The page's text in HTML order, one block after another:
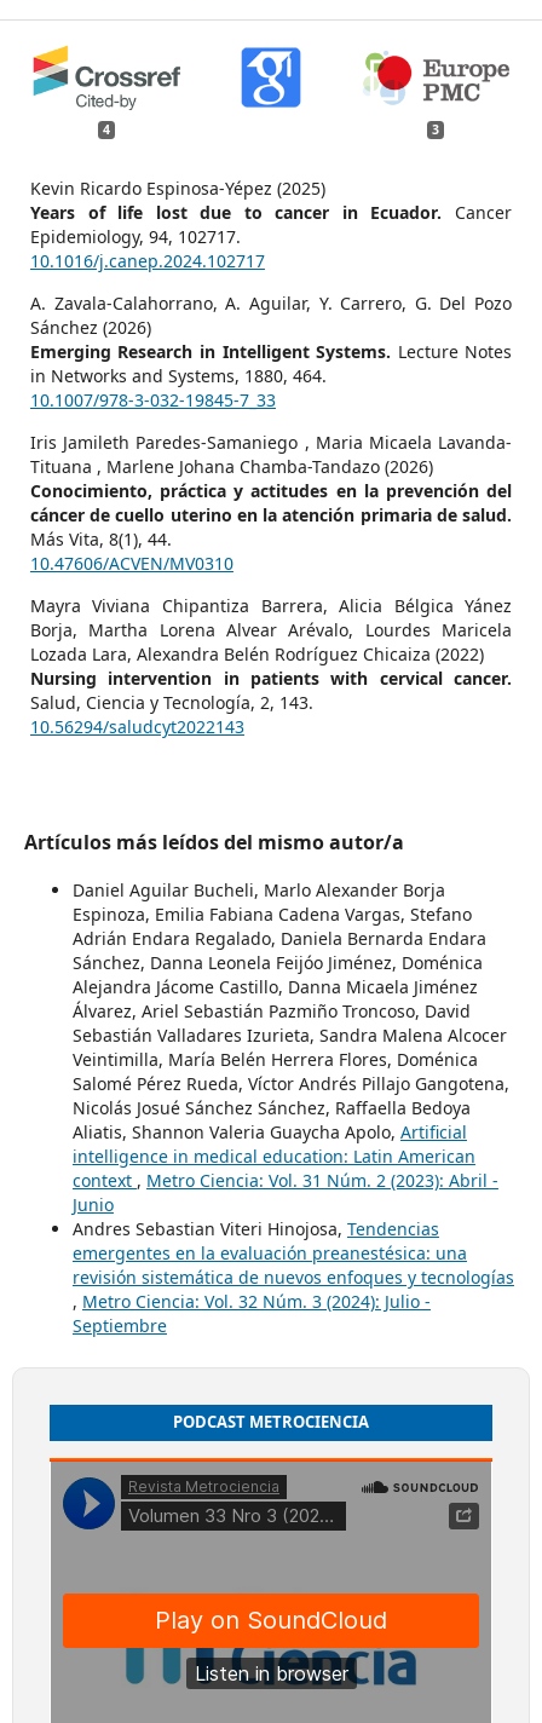
4 3
Kevin Ricardo Espinosa-Yépez (2025)
Years of life lost due to cancer in Ecuador. Cancer
Epidemiology, 94, 102717.
10.1016/j.canep.2024.102717
A. Zavala-Calahorrano, A. Aguilar, Y. Carrero, G. Del Pozo
Sánchez (2026)
Emerging Research in Intelligent Systems. Lecture Notes
in Networks and Systems, 1880, 464.
10.1007/978-3-032-19845-7_33
Iris Jamileth Paredes-Samaniego , Maria Micaela Lavanda-
Tituana , Marlene Johana Chamba-Tandazo (2026)
Conocimiento, práctica y actitudes en la prevención del
cáncer de cuello uterino en la atención primaria de salud.
Más Vita, 8(1), 44.
10.47606/ACVEN/MV0310
Mayra Viviana Chipantiza Barrera, Alicia Bélgica Yánez
Borja, Martha Lorena Alvear Arévalo, Lourdes Maricela
Lozada Lara, Alexandra Belén Rodríguez Chicaiza (2022)
Nursing intervention in patients with cervical cancer.
Salud, Ciencia y Tecnología, 2, 143.
10.56294/saludcyt2022143
Artículos más leídos del mismo autor/a
Daniel Aguilar Bucheli, Marlo Alexander Borja
Espinoza, Emilia Fabiana Cadena Vargas, Stefano
Adrián Endara Regalado, Daniela Bernarda Endara
Sánchez, Danna Leonela Feijóo Jiménez, Doménica
Alejandra Jácome Castillo, Danna Micaela Jiménez
Álvarez, Ariel Sebastián Pazmiño Troncoso, David
Sebastián Valladares Izurieta, Sandra Malena Alcocer
Veintimilla, María Belén Herrera Flores, Doménica
Salomé Pérez Rueda, Víctor Andrés Pillajo Gangotena,
Nicolás Josué Sánchez Sánchez, Raffaella Bedoya
Aliatis, Shannon Valeria Guaycha Apolo, Artificial
intelligence in medical education: Latin American
context , Metro Ciencia: Vol. 31 Núm. 2 (2023): Abril -
Junio
Andres Sebastian Viteri Hinojosa, Tendencias
emergentes en la evaluación preanestésica: una
revisión sistemática de nuevos enfoques y tecnologías
, Metro Ciencia: Vol. 32 Núm. 3 (2024): Julio -
Septiembre
PODCAST METROCIENCIA